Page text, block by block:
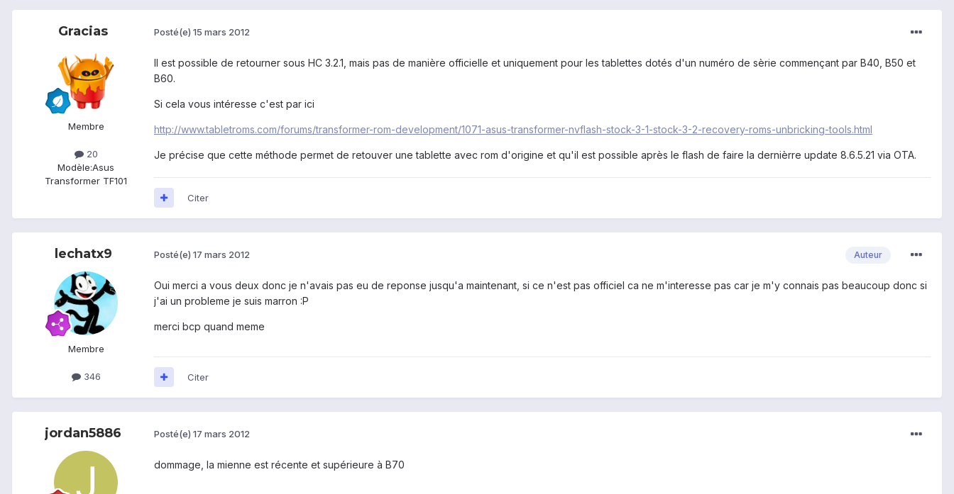
Gracias
Membre
20
Modèle:Asus
Transformer TF101
Posté(e) 15 mars 2012
Il est possible de retourner sous HC 3.2.1, mais pas de manière officielle et uniquement pour les tablettes dotés d'un numéro de sèrie commençant par B40, B50 et
B60.
Si cela vous intéresse c'est par ici
http://www.tabletroms.com/forums/transformer-rom-development/1071-asus-transformer-nvflash-stock-3-1-stock-3-2-recovery-roms-unbricking-tools.html
Je précise que cette méthode permet de retouver une tablette avec rom d'origine et qu'il est possible après le flash de faire la dernièrre update 8.6.5.21 via OTA.
Citer
lechatx9
Membre
346
Auteur
Posté(e) 17 mars 2012
Oui merci a vous deux donc je n'avais pas eu de reponse jusqu'a maintenant, si ce n'est pas officiel ca ne m'interesse pas car je m'y connais pas beaucoup donc si
j'ai un probleme je suis marron :P
merci bcp quand meme
Citer
jordan5886 Posté(e) 17 mars 2012
dommage, la mienne est récente et supérieure à B70